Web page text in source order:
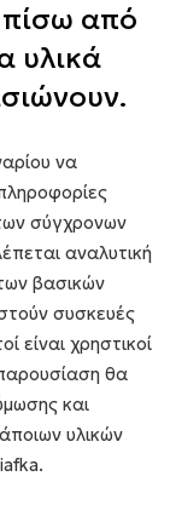
πίσω από
υλικά
να
σύγχρονων
αναλυτική
βασικών
συσκευές
είναι χρηστικοί
θα
και
υλικών